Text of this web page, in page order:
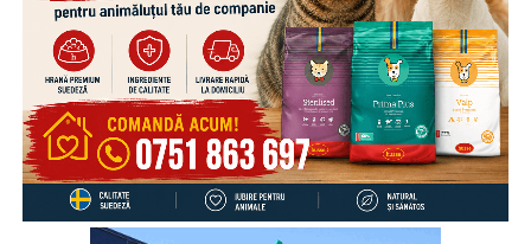
https://www.facebook.com/devorbacuantreprenorii.ro/
GrupDeDiscutii:
https://www.facebook.com/groups/DeVorbaCuAntreprenorii/
ABONEAZA-TE la canalul „De vorba cu Antreprenorii” AICI:
https://www.youtube.com/channel/